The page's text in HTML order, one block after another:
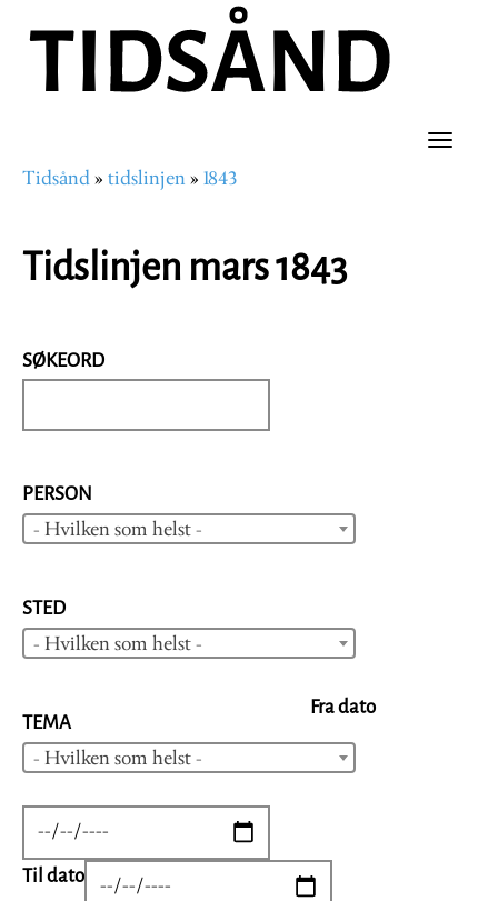
hovedinnhold
Toggle
Navigasjonssti
Tidsånd tidslinjen 1843
Tidslinjen mars 1843
SØKEORD
PERSON
- Hvilken som helst -
STED
- Hvilken som helst -
TEMA
- Hvilken som helst -
Fra dato
DATE
Til dato DATE